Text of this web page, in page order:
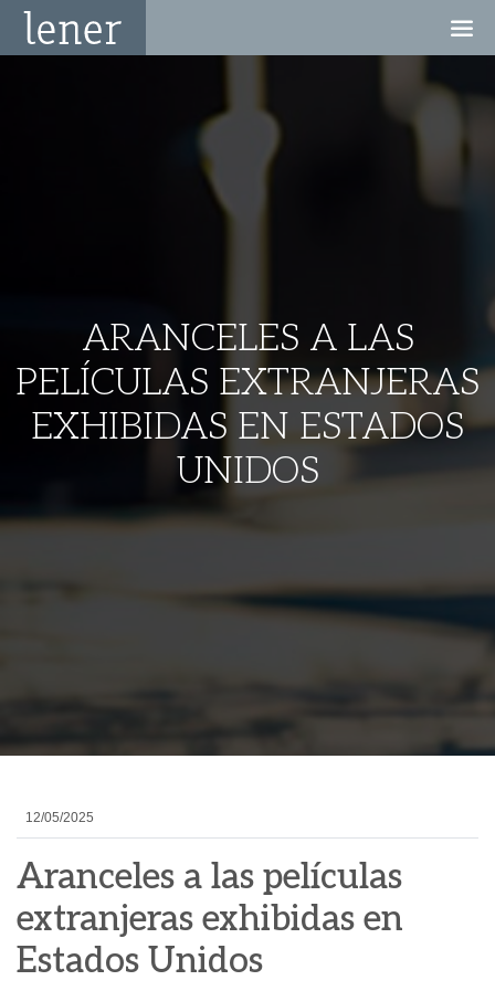
ARANCELES A LAS
PELÍCULAS EXTRANJERAS
EXHIBIDAS EN ESTADOS
UNIDOS
12/05/2025
Aranceles a las películas
extranjeras exhibidas en
Estados Unidos